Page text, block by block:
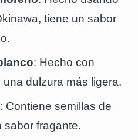
tiene un sabor
: Hecho con
dulzura más ligera.
: Contiene semillas de
sabor fragante.